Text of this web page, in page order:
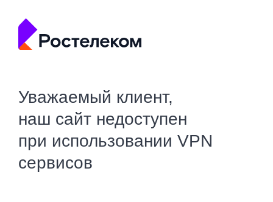
Уважаемый клиент,
наш сайт недоступен
при использовании VPN
сервисов